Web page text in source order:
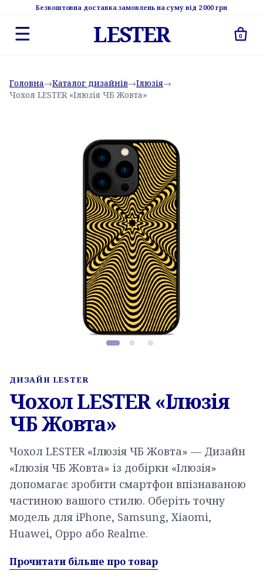
Безкоштовна доставка замовлень на суму від 2 000 грн
☰ LESTER 0
Головна→Каталог дизайнів→Ілюзія→
Чохол LESTER «Ілюзія ЧБ Жовта»
ДИЗАЙН LESTER
Чохол LESTER «Ілюзія
ЧБ Жовта»
Чохол LESTER «Ілюзія ЧБ Жовта» — Дизайн
«Ілюзія ЧБ Жовта» із добірки «Ілюзія»
допомагає зробити смартфон впізнаваною
частиною вашого стилю. Оберіть точну
модель для iPhone, Samsung, Xiaomi,
Huawei, Oppo або Realme.
Прочитати більше про товар